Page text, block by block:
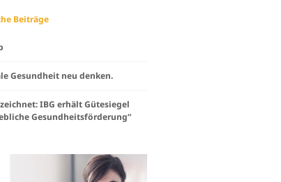
Beiträge
Gesundheit neu denken.
IBG erhält Gütesiegel
Gesundheitsförderung“